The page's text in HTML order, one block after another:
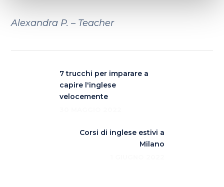
Alexandra P. – Teacher
7 trucchi per imparare a
capire l'inglese
velocemente
Corsi di inglese estivi a
Milano